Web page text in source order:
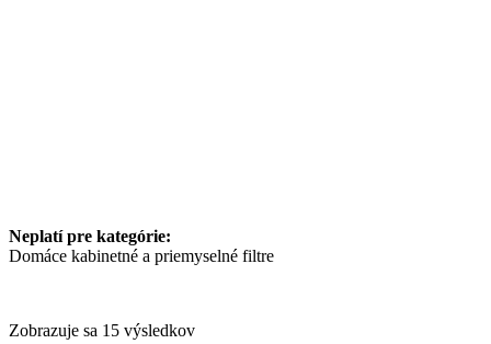
Neplatí pre kategórie:
Domáce kabinetné a priemyselné filtre
Zobrazuje sa 15 výsledkov